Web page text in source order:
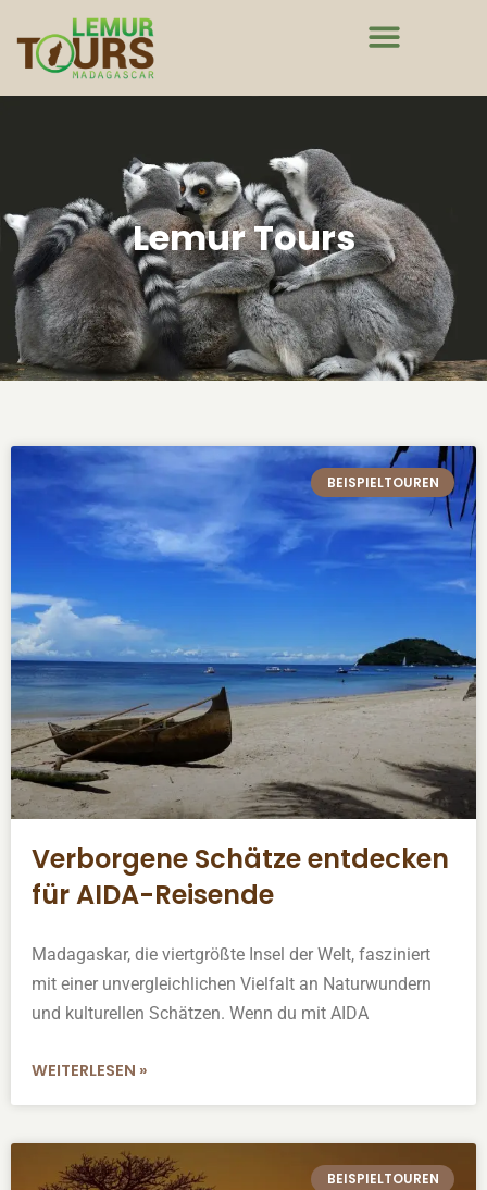
Lemur Tours
BEISPIELTOUREN
Verborgene Schätze entdecken
für AIDA-Reisende
Madagaskar, die viertgrößte Insel der Welt, fasziniert
mit einer unvergleichlichen Vielfalt an Naturwundern
und kulturellen Schätzen. Wenn du mit AIDA
WEITERLESEN »
BEISPIELTOUREN